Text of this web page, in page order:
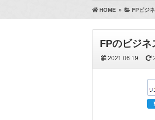
HOME » FPビジ
FPのビジネ
2021.06.19